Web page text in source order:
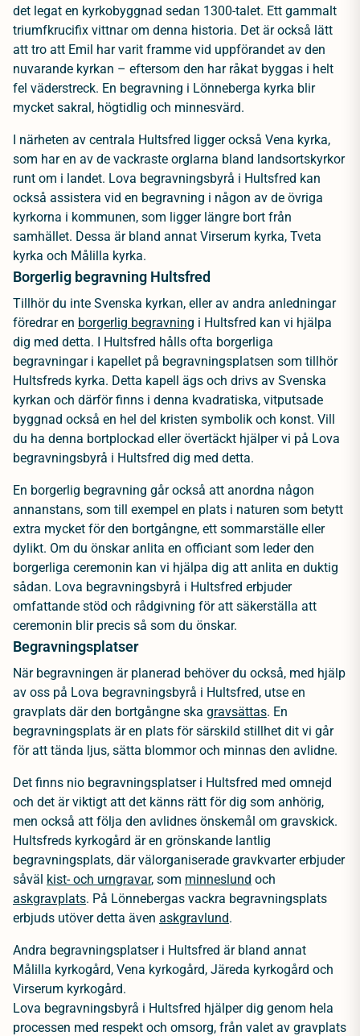
det legat en kyrkobyggnad sedan 1300-talet. Ett gammalt
triumfkrucifix vittnar om denna historia. Det är också lätt
att tro att Emil har varit framme vid uppförandet av den
nuvarande kyrkan – eftersom den har råkat byggas i helt
fel väderstreck. En begravning i Lönneberga kyrka blir
mycket sakral, högtidlig och minnesvärd.
I närheten av centrala Hultsfred ligger också Vena kyrka,
som har en av de vackraste orglarna bland landsortskyrkor
runt om i landet. Lova begravningsbyrå i Hultsfred kan
också assistera vid en begravning i någon av de övriga
kyrkorna i kommunen, som ligger längre bort från
samhället. Dessa är bland annat Virserum kyrka, Tveta
kyrka och Målilla kyrka.
Borgerlig begravning Hultsfred
Tillhör du inte Svenska kyrkan, eller av andra anledningar
föredrar en borgerlig begravning i Hultsfred kan vi hjälpa
dig med detta. I Hultsfred hålls ofta borgerliga
begravningar i kapellet på begravningsplatsen som tillhör
Hultsfreds kyrka. Detta kapell ägs och drivs av Svenska
kyrkan och därför finns i denna kvadratiska, vitputsade
byggnad också en hel del kristen symbolik och konst. Vill
du ha denna bortplockad eller övertäckt hjälper vi på Lova
begravningsbyrå i Hultsfred dig med detta.
En borgerlig begravning går också att anordna någon
annanstans, som till exempel en plats i naturen som betytt
extra mycket för den bortgångne, ett sommarställe eller
dylikt. Om du önskar anlita en officiant som leder den
borgerliga ceremonin kan vi hjälpa dig att anlita en duktig
sådan. Lova begravningsbyrå i Hultsfred erbjuder
omfattande stöd och rådgivning för att säkerställa att
ceremonin blir precis så som du önskar.
Begravningsplatser
När begravningen är planerad behöver du också, med hjälp
av oss på Lova begravningsbyrå i Hultsfred, utse en
gravplats där den bortgångne ska gravsättas. En
begravningsplats är en plats för särskild stillhet dit vi går
för att tända ljus, sätta blommor och minnas den avlidne.
Det finns nio begravningsplatser i Hultsfred med omnejd
och det är viktigt att det känns rätt för dig som anhörig,
men också att följa den avlidnes önskemål om gravskick.
Hultsfreds kyrkogård är en grönskande lantlig
begravningsplats, där välorganiserade gravkvarter erbjuder
såväl kist- och urngravar, som minneslund och
askgravplats. På Lönnebergas vackra begravningsplats
erbjuds utöver detta även askgravlund.
Andra begravningsplatser i Hultsfred är bland annat
Målilla kyrkogård, Vena kyrkogård, Järeda kyrkogård och
Virserum kyrkogård.
Lova begravningsbyrå i Hultsfred hjälper dig genom hela
processen med respekt och omsorg, från valet av gravplats